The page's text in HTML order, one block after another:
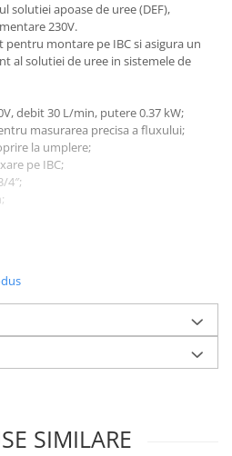
solutiei apoase de uree (DEF),
230V.
montare pe IBC si asigura un
al solutiei de uree in sistemele de
debit 30 L/min, putere 0.37 kW;
masurarea precisa a fluxului;
la umplere;
pe IBC;
4″;
-10 ºC.
SIMILARE